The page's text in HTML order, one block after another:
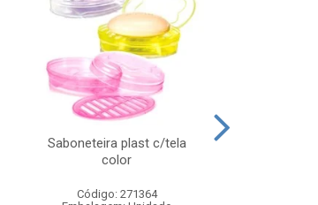
Saboneteira plast c/tela
color
Código: 271364